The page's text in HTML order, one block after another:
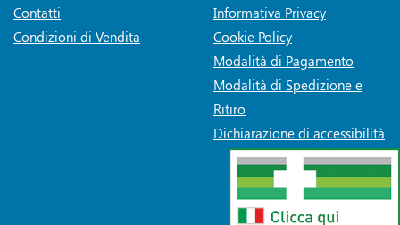
Contatti
Condizioni di Vendita
Informativa Privacy
Cookie Policy
Modalità di Pagamento
Modalità di Spedizione e
Ritiro
Dichiarazione di accessibilità